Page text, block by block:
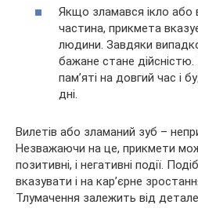
Якщо зламався ікло або
частина, прикмета
людини. Завдяки
бажане стане
пам’яті на довгий час і
дні.
Вилетів або зламаний зуб –
Незважаючи на це, прикмети
позитивні, і негативні події.
вказувати і на кар’єрне
Тлумачення залежить від